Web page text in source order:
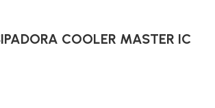
COOLER MASTER IC